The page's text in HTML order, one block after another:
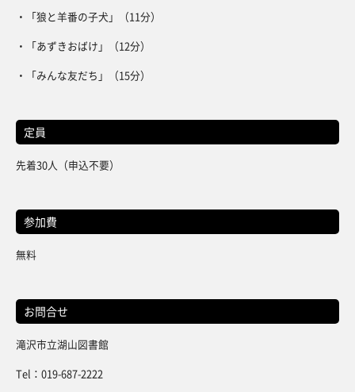
・「狼と羊番の子犬」（11分）
・「あずきおばけ」（12分）
・「みんな友だち」（15分）
定員
先着30人（申込不要）
参加費
無料
お問合せ
滝沢市立湖山図書館
Tel：019-687-2222